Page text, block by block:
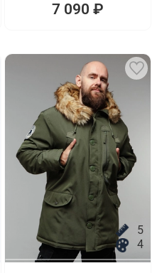
7 090 ₽
5
4